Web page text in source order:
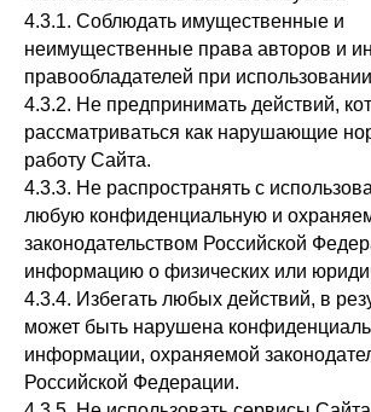
4.3.1. Соблюдать имущественные и
неимущественные права авторов и
правообладателей при
4.3.2. Не предпринимать действий,
рассматриваться как нарушающие
работу Сайта.
4.3.3. Не распространять с
любую конфиденциальную и
законодательством Российской
информацию о физических или
4.3.4. Избегать любых действий, в
может быть нарушена
информации, охраняемой
Российской Федерации.